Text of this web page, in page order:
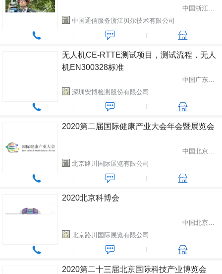
中国浙江省杭州市
中国通信服务浙江贝尔技术有限公司
无人机CE-RTTE测试项目，测试流程，无人
机EN300328标准
中国广东省深圳市
深圳安博检测股份有限公司
2020第二届国际健康产业大会年会暨展览会
中国北京市朝阳区
北京路川国际展览有限公司
2020北京科博会
中国北京市朝阳区
北京路川国际展览有限公司
2020第二十三届北京国际科技产业博览会